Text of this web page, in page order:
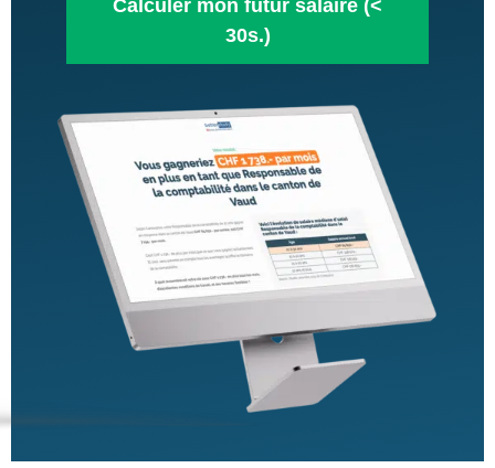
Calculer mon futur salaire (<
30s.)